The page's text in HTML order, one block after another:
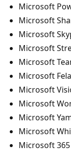
Microsoft
Microsoft
Microsoft
Microsoft
Microsoft
Microsoft
Microsoft
Microsoft
Microsoft
Microsoft
Microsoft